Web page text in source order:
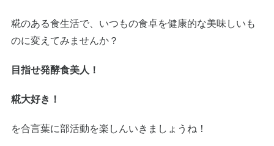
糀のある食生活で、いつもの食卓を健康的な美味しいも
のに変えてみませんか？
目指せ発酵食美人！
糀大好き！
を合言葉に部活動を楽しんいきましょうね！